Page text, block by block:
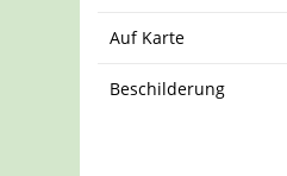
Auf Karte
Beschilderung